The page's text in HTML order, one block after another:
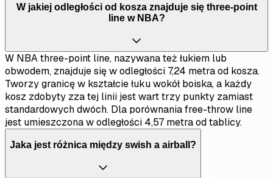
W jakiej odległości od kosza znajduje się three-point
line w NBA?
W NBA three-point line, nazywana też łukiem lub
obwodem, znajduje się w odległości 7,24 metra od kosza.
Tworzy granicę w kształcie łuku wokół boiska, a każdy
kosz zdobyty zza tej linii jest wart trzy punkty zamiast
standardowych dwóch. Dla porównania free-throw line
jest umieszczona w odległości 4,57 metra od tablicy.
Jaka jest różnica między swish a airball?